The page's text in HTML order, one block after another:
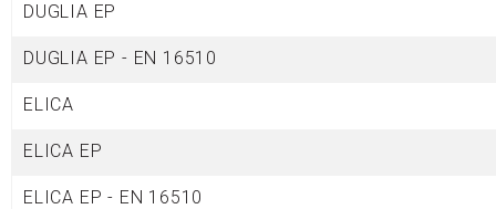
DUGLIA EP
DUGLIA EP - EN 16510
ELICA
ELICA EP
ELICA EP - EN 16510